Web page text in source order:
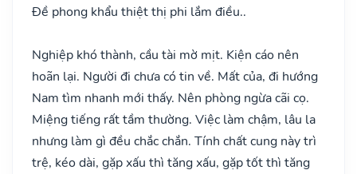
Đề phong khẩu thiệt thị phi lắm điều..
Nghiệp khó thành, cầu tài mờ mịt. Kiện cáo nên
hoãn lại. Người đi chưa có tin về. Mất của, đi hướng
Nam tìm nhanh mới thấy. Nên phòng ngừa cãi cọ.
Miệng tiếng rất tầm thường. Việc làm chậm, lâu la
nhưng làm gì đều chắc chắn. Tính chất cung này trì
trệ, kéo dài, gặp xấu thì tăng xấu, gặp tốt thì tăng